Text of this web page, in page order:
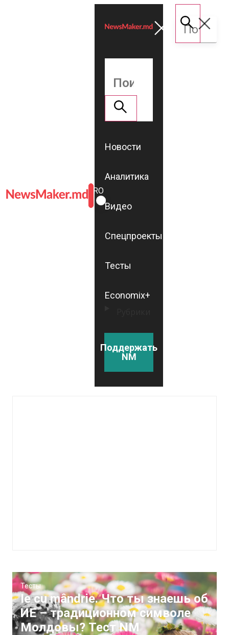
ROMÂNĂ
RU
Новости
Аналитика
Видео
Спецпроекты
Тесты
Economix+
Поддержать
NM
Тесты
Ie cu mândrie. Что ты знаешь об
ИЕ – традиционном символе
Молдовы? Тест NM